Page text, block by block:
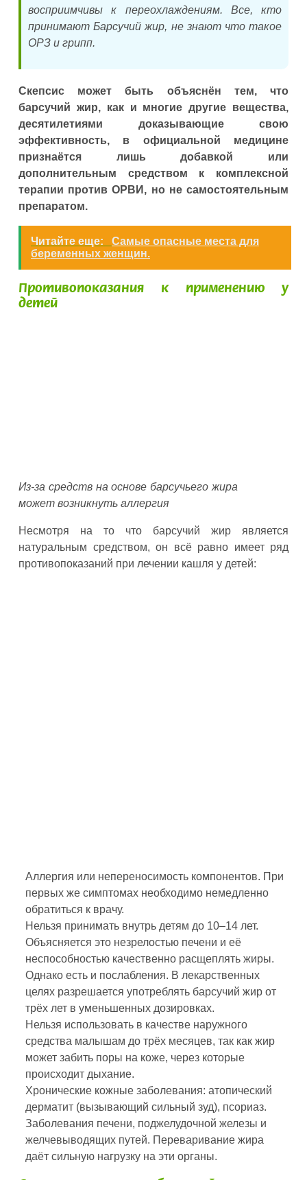
восприимчивы к переохлаждениям. Все, кто
принимают Барсучий жир, не знают что такое
ОРЗ и грипп.
Скепсис может быть объяснён тем, что
барсучий жир, как и многие другие вещества,
десятилетиями доказывающие свою
эффективность, в официальной медицине
признаётся лишь добавкой или
дополнительным средством к комплексной
терапии против ОРВИ, но не самостоятельным
препаратом.
Читайте еще:
Самые опасные места для
беременных женщин.
Противопоказания к применению у
детей
Из-за средств на основе барсучьего жира
может возникнуть аллергия
Несмотря на то что барсучий жир является
натуральным средством, он всё равно имеет ряд
противопоказаний при лечении кашля у детей:
Аллергия или непереносимость компонентов. При
первых же симптомах необходимо немедленно
обратиться к врачу.
Нельзя принимать внутрь детям до 10–14 лет.
Объясняется это незрелостью печени и её
неспособностью качественно расщеплять жиры.
Однако есть и послабления. В лекарственных
целях разрешается употреблять барсучий жир от
трёх лет в уменьшенных дозировках.
Нельзя использовать в качестве наружного
средства малышам до трёх месяцев, так как жир
может забить поры на коже, через которые
происходит дыхание.
Хронические кожные заболевания: атопический
дерматит (вызывающий сильный зуд), псориаз.
Заболевания печени, поджелудочной железы и
желчевыводящих путей. Переваривание жира
даёт сильную нагрузку на эти органы.